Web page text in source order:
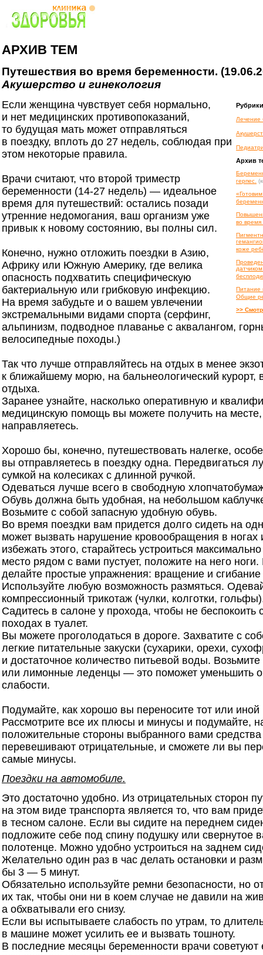
АРХИВ ТЕМ
Путешествия во время беременности.
Акушерство и гинекология
Рубрики
Лечение
Архив
герпес.
во
коже
Питание
Общие
>>
Если женщина чувствует себя нормально,
и нет медицинских противопоказаний,
то будущая мать может отправляться
в поездку, вплоть до 27 недель, соблюдая при
этом некоторые правила.
Врачи считают, что второй триместр
беременности (14-27 недель) — идеальное
время для путешествий: остались позади
утренние недомогания, ваш организм уже
привык к новому состоянию, вы полны сил.
Конечно, нужно отложить поездки в Азию,
Африку или Южную Америку, где велика
опасность подхватить специфическую
бактериальную или грибковую инфекцию.
На время забудьте и о вашем увлечении
экстремальными видами спорта (серфинг,
альпинизм, подводное плаванье с аквалангом,
велосипедные походы.)
Так что лучше отправляйтесь на отдых в менее
к ближайшему морю, на бальнеологический курорт,
отдыха.
Заранее узнайте, насколько оперативную и
медицинскую помощь вы можете получить на месте,
направляетесь.
Хорошо бы, конечно, путешествовать налегке,
вы отправляетесь в поездку одна. Передвигаться
сумкой на колесиках с длинной ручкой.
Одеваться лучше всего в свободную
Обувь должна быть удобная, на небольшом
Возьмите с собой запасную удобную обувь.
Во время поездки вам придется долго сидеть на
может вызвать нарушение кровообращения в ногах
избежать этого, старайтесь устроиться
место рядом с вами пустует, положите на него
делайте простые упражнения: вращение и сгибание
Используйте любую возможность размяться.
компрессионный трикотаж (чулки, колготки,
Садитесь в салоне у прохода, чтобы не беспокоить
походах в туалет.
Вы можете проголодаться в дороге. Захватите с
легкие питательные закуски (сухарики, орехи,
и достаточное количество питьевой воды.
или лимонные леденцы — это поможет уменьшить
слабости.
Подумайте, как хорошо вы переносите тот или иной
Рассмотрите все их плюсы и минусы и подумайте,
положительные стороны выбранного вами
перевешивают отрицательные, и сможете ли вы
самые минусы.
Поездки на автомобиле.
Это достаточно удобно. Из отрицательных сторон
на этом виде транспорта является то, что вам
в тесном салоне. Если вы сидите на переднем
подложите себе под спину подушку или свернутое
полотенце. Можно удобно устроиться на заднем
Желательно один раз в час делать остановки и
бы 3 — 5 минут.
Обязательно используйте ремни безопасности, но
их так, чтобы они ни в коем случае не давили на
а обхватывали его снизу.
Если вы испытываете слабость по утрам, то
в машине может усилить ее и вызвать тошноту.
В последние месяцы беременности врачи советуют